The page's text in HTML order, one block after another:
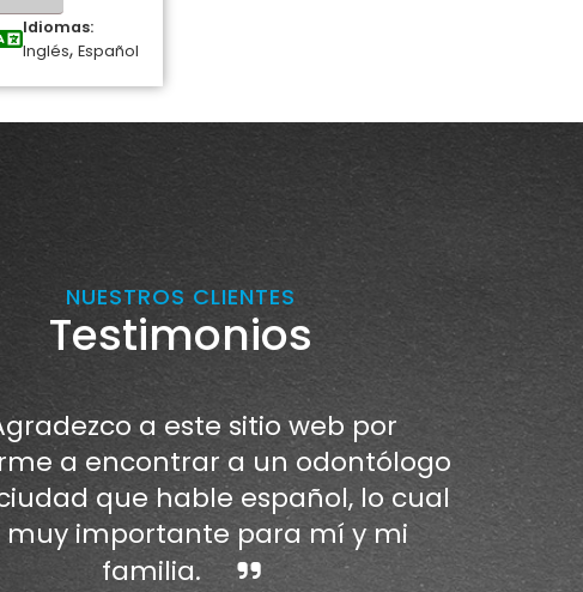
Idiomas:
Inglés, Español
NUESTROS CLIENTES
Testimonios
a este sitio web por
a encontrar a un odontólogo
que hable español, lo cual
muy importante para mí y mi
familia.